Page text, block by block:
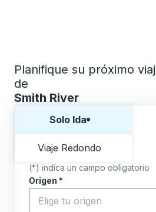
Planifique su próximo
de
Smith River
Solo Ida
Viaje Redondo
(*) indica un campo obligatorio
Origen *
Comience a escribir la
Destino *